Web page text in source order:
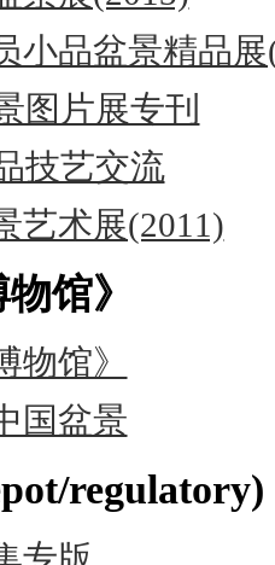
小品盆景精品展
图片展专刊
技艺交流
艺术展(2011)
馆》
物馆》
国盆景
regulatory)